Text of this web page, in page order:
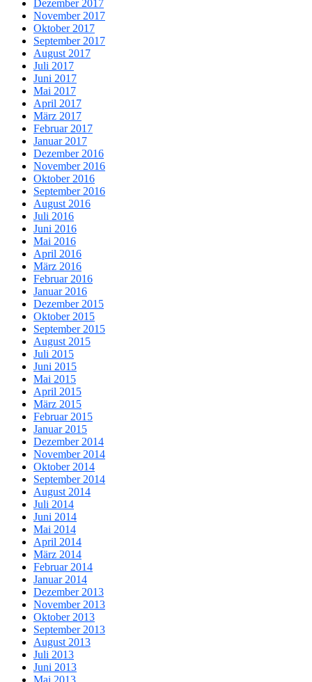
Dezember 2017
November 2017
Oktober 2017
September 2017
August 2017
Juli 2017
Juni 2017
Mai 2017
April 2017
März 2017
Februar 2017
Januar 2017
Dezember 2016
November 2016
Oktober 2016
September 2016
August 2016
Juli 2016
Juni 2016
Mai 2016
April 2016
März 2016
Februar 2016
Januar 2016
Dezember 2015
Oktober 2015
September 2015
August 2015
Juli 2015
Juni 2015
Mai 2015
April 2015
März 2015
Februar 2015
Januar 2015
Dezember 2014
November 2014
Oktober 2014
September 2014
August 2014
Juli 2014
Juni 2014
Mai 2014
April 2014
März 2014
Februar 2014
Januar 2014
Dezember 2013
November 2013
Oktober 2013
September 2013
August 2013
Juli 2013
Juni 2013
Mai 2013